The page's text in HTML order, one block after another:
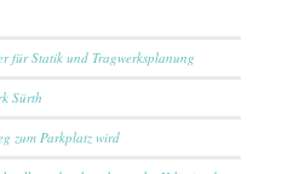
für Statik und Tragwerksplanung
Sürth
zum Parkplatz wird